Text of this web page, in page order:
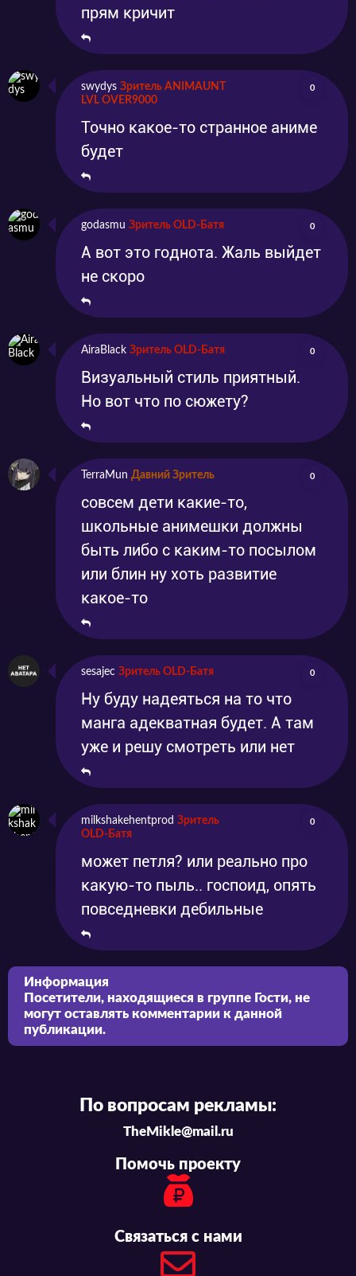
прям кричит
swydys Зритель ANIMAUNT
LVL OVER9000
0
Точно какое-то странное аниме
будет
godasmu Зритель OLD-Батя 0
А вот это годнота. Жаль выйдет
не скоро
AiraBlack Зритель OLD-Батя 0
Визуальный стиль приятный.
Но вот что по сюжету?
TerraMun Давний Зритель 0
совсем дети какие-то,
школьные анимешки должны
быть либо с каким-то посылом
или блин ну хоть развитие
какое-то
sesajec Зритель OLD-Батя 0
Ну буду надеяться на то что
манга адекватная будет. А там
уже и решу смотреть или нет
milkshakehentprod Зритель
OLD-Батя
0
может петля? или реально про
какую-то пыль.. госпоид, опять
повседневки дебильные
Информация
Посетители, находящиеся в группе Гости, не
могут оставлять комментарии к данной
публикации.
По вопросам рекламы:
TheMikle@mail.ru
Помочь проекту
Связаться с нами